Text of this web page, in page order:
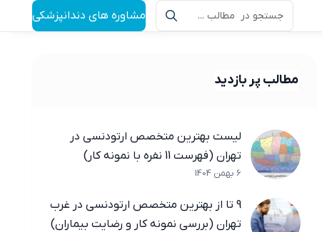
مشاوره های دندانپزشکی
مطالب پر بازدید
لیست بهترین متخصص ارتودنسی در
تهران (فهرست 11 نفره با نمونه کار)
6 بهمن 1404
9 تا از بهترین متخصص ارتودنسی در غرب
تهران (بررسی نمونه کار و رضایت بیماران)